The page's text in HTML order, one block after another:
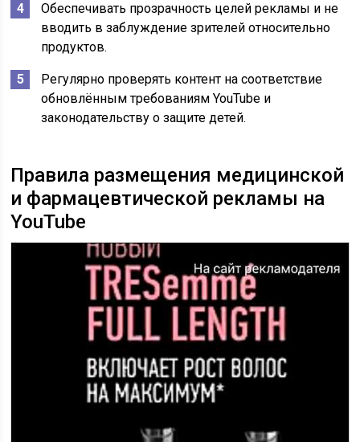
Обеспечивать прозрачность целей рекламы и не
вводить в заблуждение зрителей относительно
продуктов.
Регулярно проверять контент на соответствие
обновлённым требованиям YouTube и
законодательству о защите детей.
Правила размещения медицинской
и фармацевтической рекламы на
YouTube